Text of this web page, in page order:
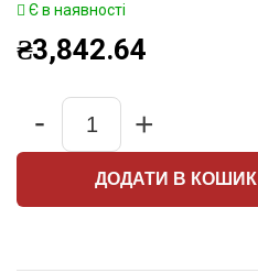
Є в наявності
₴3,842.64
Quantity
- +
ДОДАТИ В КОШИК